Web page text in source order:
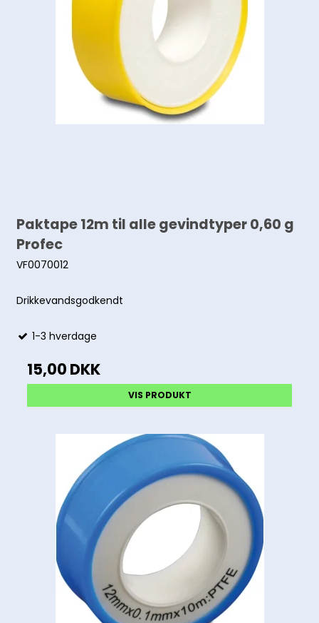
Paktape 12m til alle gevindtyper 0,60 g
Profec
VF0070012
Drikkevandsgodkendt
1-3 hverdage
15,00 DKK
VIS PRODUKT